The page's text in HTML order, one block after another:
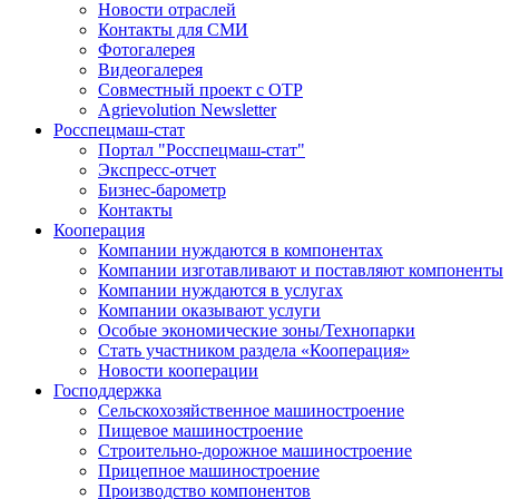
Новости отраслей
Контакты для СМИ
Фотогалерея
Видеогалерея
Совместный проект с ОТР
Agrievolution Newsletter
Росспецмаш-стат
Портал "Росспецмаш-стат"
Экспресс-отчет
Бизнес-барометр
Контакты
Кооперация
Компании нуждаются в компонентах
Компании изготавливают и поставляют компоненты
Компании нуждаются в услугах
Компании оказывают услуги
Особые экономические зоны/Технопарки
Стать участником раздела «Кооперация»
Новости кооперации
Господдержка
Сельскохозяйственное машиностроение
Пищевое машиностроение
Строительно-дорожное машиностроение
Прицепное машиностроение
Производство компонентов